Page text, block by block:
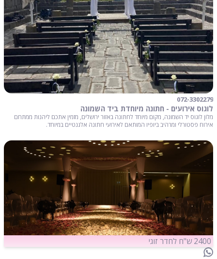
072-3302279
לוגוס אירועים - חתונה מיוחדת ביד השמונה
מלון לוגוס יד השמונה, מקום מיוחד לחתונה באזור ירושלים, מזמין אתכם ליהנות ממתחם
אירוח פסטורלי ומרהיב ביופיו המותאם לאירועי חתונה אלגנטיים במיוחד.
2400 ש"ח לחדר זוגי